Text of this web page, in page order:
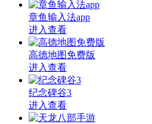
章鱼输入法app
进入查看
高德地图免费版
进入查看
纪念碑谷3
进入查看